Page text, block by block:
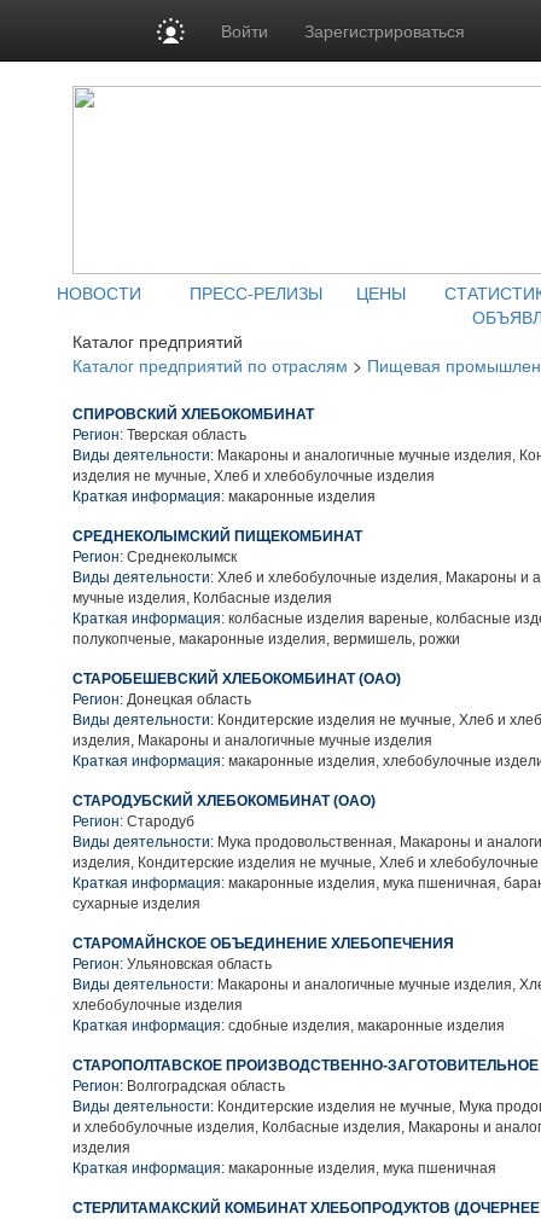
Войти Зарегистрироваться
НОВОСТИ ПРЕСС-РЕЛИЗЫ ЦЕНЫ
Каталог предприятий
Каталог предприятий по отраслям > Пищевая
СПИРОВСКИЙ ХЛЕБОКОМБИНАТ
Регион: Тверская область
Виды деятельности: Макароны и аналогичные мучные изделия,
изделия не мучные, Хлеб и хлебобулочные изделия
Краткая информация: макаронные изделия
СРЕДНЕКОЛЫМСКИЙ ПИЩЕКОМБИНАТ
Регион: Среднеколымск
Виды деятельности: Хлеб и хлебобулочные изделия, Макароны и
мучные изделия, Колбасные изделия
Краткая информация: колбасные изделия вареные, колбасные
полукопченые, макаронные изделия, вермишель, рожки
СТАРОБЕШЕВСКИЙ ХЛЕБОКОМБИНАТ (ОАО)
Регион: Донецкая область
Виды деятельности: Кондитерские изделия не мучные, Хлеб и
изделия, Макароны и аналогичные мучные изделия
Краткая информация: макаронные изделия, хлебобулочные
СТАРОДУБСКИЙ ХЛЕБОКОМБИНАТ (ОАО)
Регион: Стародуб
Виды деятельности: Мука продовольственная, Макароны и
изделия, Кондитерские изделия не мучные, Хлеб и
Краткая информация: макаронные изделия, мука пшеничная,
сухарные изделия
СТАРОМАЙНСКОЕ ОБЪЕДИНЕНИЕ ХЛЕБОПЕЧЕНИЯ
Регион: Ульяновская область
Виды деятельности: Макароны и аналогичные мучные изделия,
хлебобулочные изделия
Краткая информация: сдобные изделия, макаронные изделия
СТАРОПОЛТАВСКОЕ ПРОИЗВОДСТВЕННО-
Регион: Волгоградская область
Виды деятельности: Кондитерские изделия не мучные, Мука
и хлебобулочные изделия, Колбасные изделия, Макароны и
изделия
Краткая информация: макаронные изделия, мука пшеничная
СТЕРЛИТАМАКСКИЙ КОМБИНАТ ХЛЕБОПРОДУКТОВ